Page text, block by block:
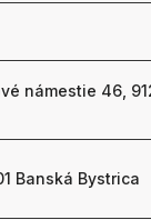
námestie 46,
Banská Bystrica